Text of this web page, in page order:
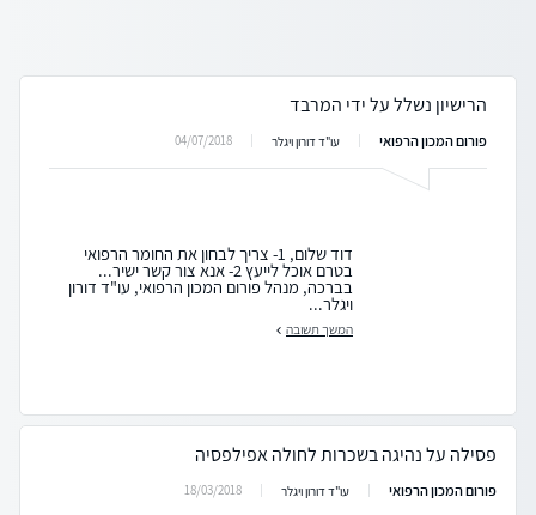
הרישיון נשלל על ידי המרבד
פורום המכון הרפואי עו"ד דורון ויגלר 04/07/2018
דוד שלום, 1- צריך לבחון את החומר הרפואי
בטרם אוכל לייעץ 2- אנא צור קשר ישיר...
בברכה, מנהל פורום המכון הרפואי, עו"ד דורון
ויגלר...
המשך תשובה
פסילה על נהיגה בשכרות לחולה אפילפסיה
פורום המכון הרפואי עו"ד דורון ויגלר 18/03/2018